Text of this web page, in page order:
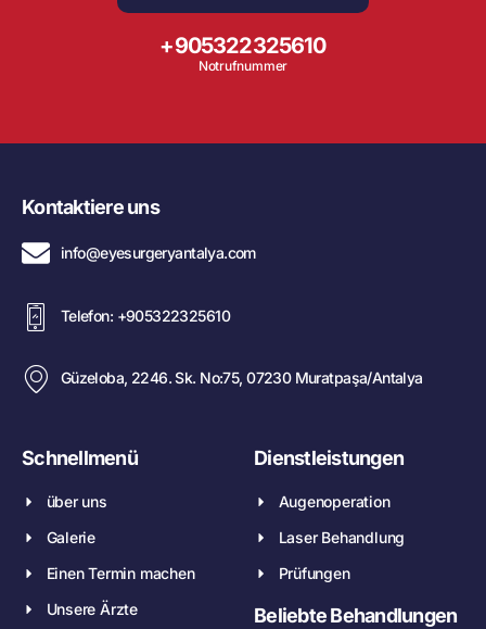
+905322325610
Notrufnummer
Kontaktiere uns
info@eyesurgeryantalya.com
Telefon: +905322325610
Güzeloba, 2246. Sk. No:75, 07230 Muratpaşa/Antalya
Schnellmenü
über uns
Galerie
Einen Termin machen
Unsere Ärzte
Dienstleistungen
Augenoperation
Laser Behandlung
Prüfungen
Beliebte Behandlungen